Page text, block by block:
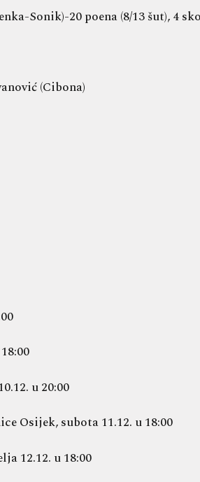
Sonik)-20 poena (8/13 šut), 4
(Cibona)
u 20:00
Osijek, subota 11.12. u 18:00
12.12. u 18:00